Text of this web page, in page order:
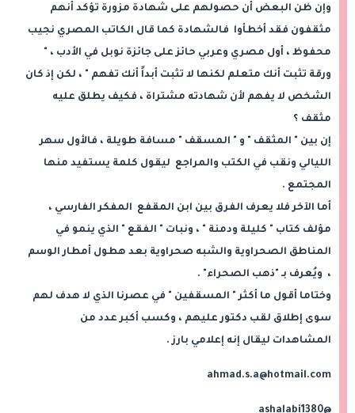
وإن ظن البعض أن حصولهم على شهادة مزورة تؤكد أنهم
مثقفون فقد أخطأوا فالشهادة كما قال الكاتب المصري نجيب
محفوظ ، أول مصري وعربي حائز على جائزة نوبل في الأدب ، "
ورقة تثبت أنك متعلم لكنها لا تثبت أبداً أنك تفهم " ، لكن إذ كان
الشخص لا يفهم لأن شهادته مشتراة ، فكيف يطلق عليه
مثقف ؟
إن بين " المثقف " و " المسقف " مسافة طويلة ، فالأول سهر
الليالي ونقب في الكتب والمراجع ليقول كلمة يستفيد منها
المجتمع .
أما الآخر فلا يعرف الفرق بين ابن المقفع المفكر الفارسي ،
مؤلف كتاب " كليلة ودمنة " ، ونبات " الفقع " الذي ينمو في
المناطق الصحراوية والشبه صحراوية بعد هطول أمطار الوسم
، ويُعرف بـ "ذهب الصحراء" .
وختاما أقول ما أكثر " المسقفين " في عصرنا الذي لا هدف لهم
سوى إطلاق لقب دكتور عليهم ، وكسب أكبر عدد من
المشاهدات ليقال إنه إعلامي بارز .
ahmad.s.a@hotmail.com
@ashalabi1380